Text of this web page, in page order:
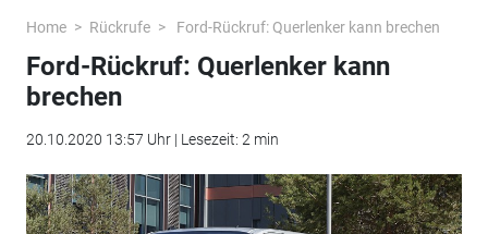
Home Rückrufe Ford-Rückruf: Querlenker kann brechen
Ford-Rückruf: Querlenker kann
brechen
20.10.2020 13:57 Uhr | Lesezeit: 2 min